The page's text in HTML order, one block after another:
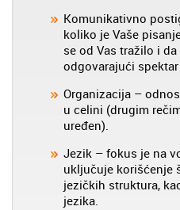
Komunikativno
koliko je Vaše
se od Vas tražilo i
odgovarajući
Organizacija –
u celini (drugim
uređen).
Jezik – fokus je na
uključuje korišćenje
jezičkih struktura,
jezika.